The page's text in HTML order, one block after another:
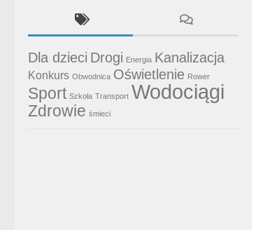
Dla dzieci Drogi Energia Kanalizacja
Konkurs Obwodnica Oświetlenie Rower
Sport Szkoła Transport Wodociągi
Zdrowie śmieci